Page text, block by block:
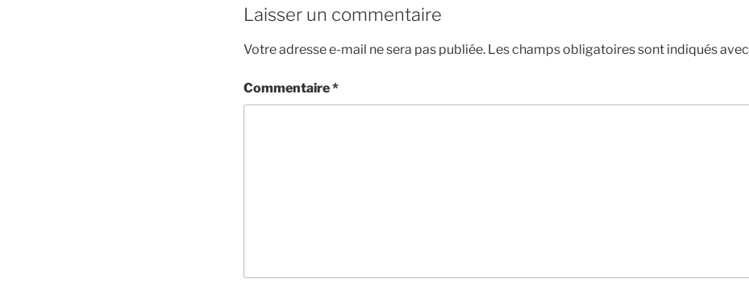
Laisser un commentaire
Votre adresse e-mail ne sera pas publiée. Les champs obligatoires sont indiqués avec
Commentaire*